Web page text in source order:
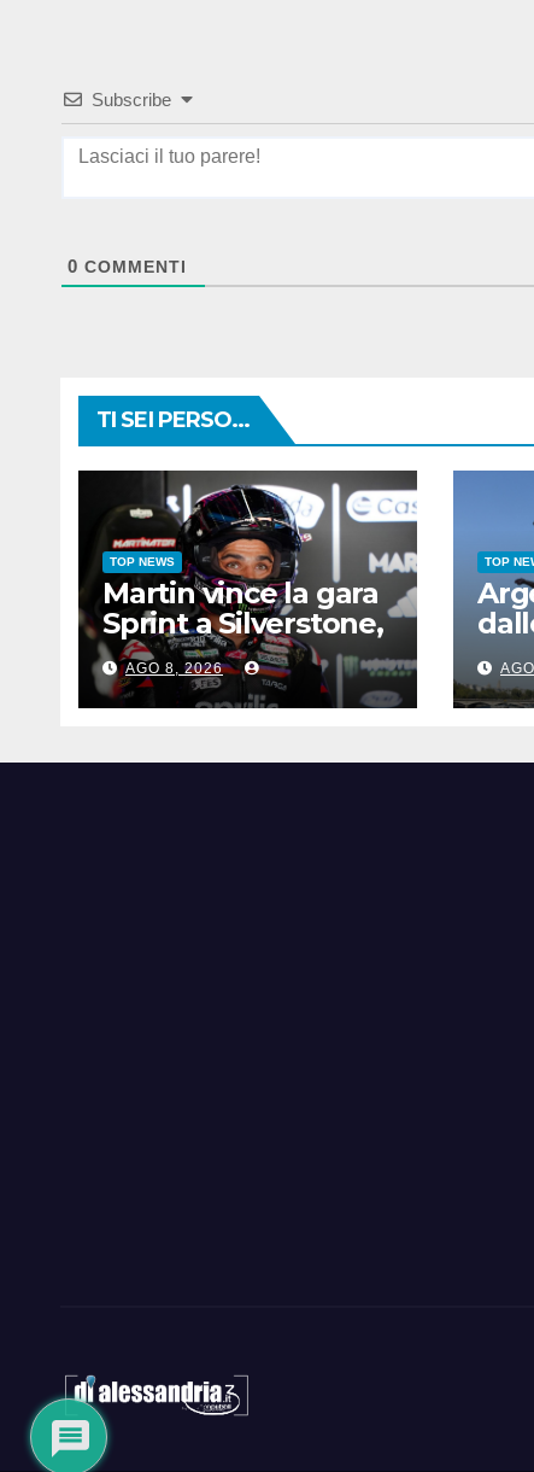
Subscribe
0 COMMENTI
TI SEI PERSO...
TOP NEWS
Martin vince la gara
Sprint a Silverstone,
preceduti Ogura e
Bezzecchi
AGO 8, 2026
TOP
agli